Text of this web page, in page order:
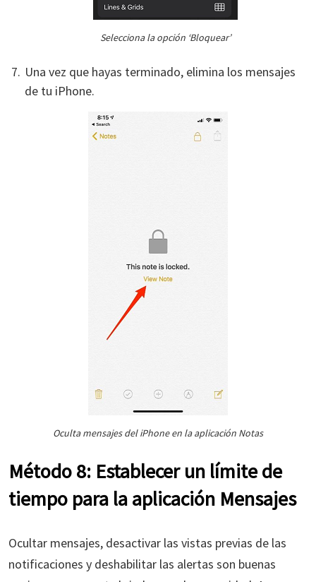
Selecciona la opción ‘Bloquear’
Una vez que hayas terminado, elimina los mensajes
de tu iPhone.
Oculta mensajes del iPhone en la aplicación Notas
Método 8: Establecer un límite de
tiempo para la aplicación Mensajes
Ocultar mensajes, desactivar las vistas previas de las
notificaciones y deshabilitar las alertas son buenas